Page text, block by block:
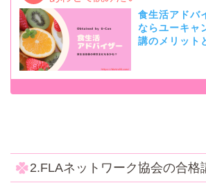
食生活アドバ
ならユーキャ
講のメリット
2.FLAネットワーク協会の合格